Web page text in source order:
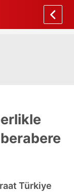
Türkiye